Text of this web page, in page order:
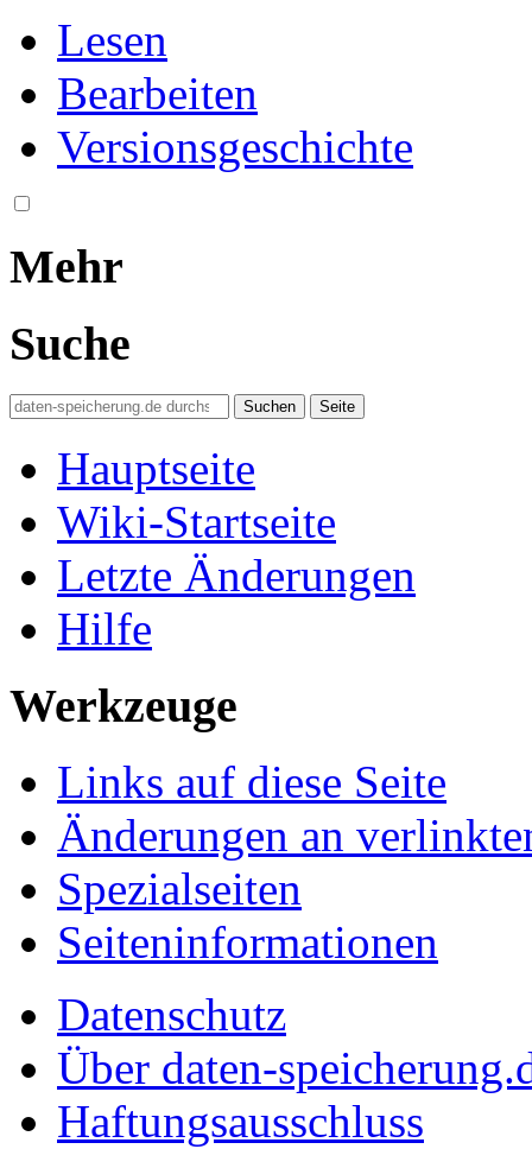
Lesen
Bearbeiten
Versionsgeschichte
Mehr
Suche
Hauptseite
Wiki-Startseite
Letzte Änderungen
Hilfe
Werkzeuge
Links auf diese Seite
Änderungen an
Spezialseiten
Seiten­informationen
Datenschutz
Über daten-
Haftungsausschluss